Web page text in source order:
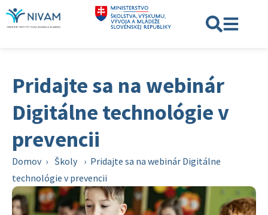
Pridajte sa na webinár
Digitálne technológie v
prevencii
Domov › Školy › Pridajte sa na webinár Digitálne
technológie v prevencii